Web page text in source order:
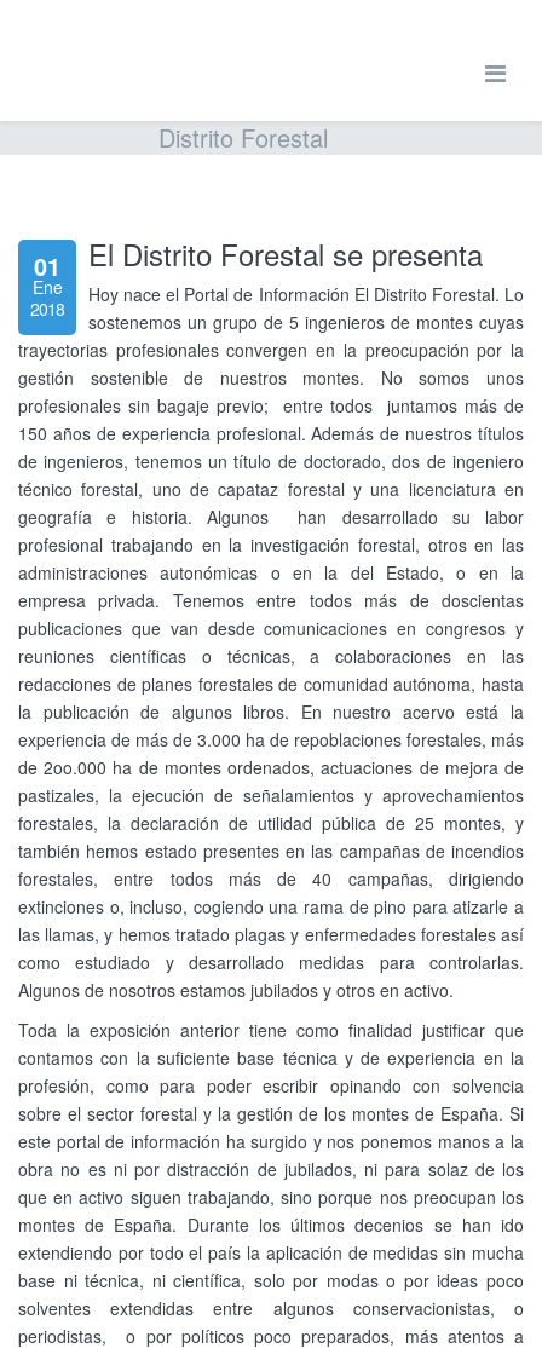
Distrito Forestal
01
Ene
2018
El Distrito Forestal se presenta
Hoy nace el Portal de Información El Distrito Forestal. Lo
sostenemos un grupo de 5 ingenieros de montes cuyas
trayectorias profesionales convergen en la preocupación por la
gestión sostenible de nuestros montes. No somos unos
profesionales sin bagaje previo; entre todos juntamos más de
150 años de experiencia profesional. Además de nuestros títulos
de ingenieros, tenemos un título de doctorado, dos de ingeniero
técnico forestal, uno de capataz forestal y una licenciatura en
geografía e historia. Algunos han desarrollado su labor
profesional trabajando en la investigación forestal, otros en las
administraciones autonómicas o en la del Estado, o en la
empresa privada. Tenemos entre todos más de doscientas
publicaciones que van desde comunicaciones en congresos y
reuniones científicas o técnicas, a colaboraciones en las
redacciones de planes forestales de comunidad autónoma, hasta
la publicación de algunos libros. En nuestro acervo está la
experiencia de más de 3.000 ha de repoblaciones forestales, más
de 2oo.000 ha de montes ordenados, actuaciones de mejora de
pastizales, la ejecución de señalamientos y aprovechamientos
forestales, la declaración de utilidad pública de 25 montes, y
también hemos estado presentes en las campañas de incendios
forestales, entre todos más de 40 campañas, dirigiendo
extinciones o, incluso, cogiendo una rama de pino para atizarle a
las llamas, y hemos tratado plagas y enfermedades forestales así
como estudiado y desarrollado medidas para controlarlas.
Algunos de nosotros estamos jubilados y otros en activo.
Toda la exposición anterior tiene como finalidad justificar que
contamos con la suficiente base técnica y de experiencia en la
profesión, como para poder escribir opinando con solvencia
sobre el sector forestal y la gestión de los montes de España. Si
este portal de información ha surgido y nos ponemos manos a la
obra no es ni por distracción de jubilados, ni para solaz de los
que en activo siguen trabajando, sino porque nos preocupan los
montes de España. Durante los últimos decenios se han ido
extendiendo por todo el país la aplicación de medidas sin mucha
base ni técnica, ni científica, solo por modas o por ideas poco
solventes extendidas entre algunos conservacionistas, o
periodistas, o por políticos poco preparados, más atentos a